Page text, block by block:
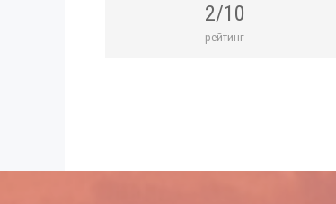
2/10
рейтинг